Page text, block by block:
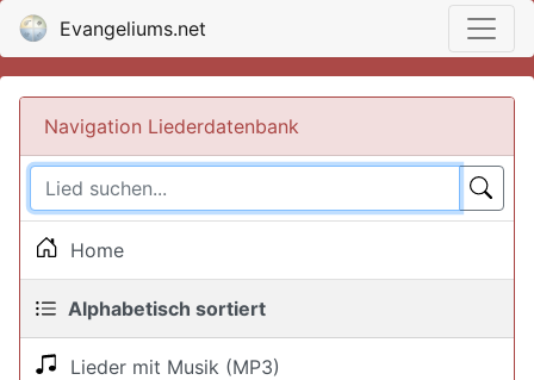
Evangeliums.net
Navigation Liederdatenbank
Home
Alphabetisch sortiert
Lieder mit Musik (MP3)